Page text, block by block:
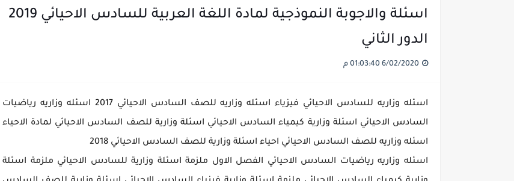
اسئلة والاجوبة النموذجية لمادة اللغة العربية للسادس الاحيائي 2019
الدور الثاني
اسئله وزاريه للسادس الاحيائي فيزياء اسئله وزاريه للصف السادس الاحيائي 2017 اسئله وزاريه رياضيات
السادس الاحيائي اسئلة وزارية كيمياء السادس الاحيائي اسئلة وزارية للصف السادس الاحيائي لمادة الاحياء
اسئله وزاريه للصف السادس الاحيائي احياء اسئلة وزارية للصف السادس الاحيائي 2018
اسئله وزاريه رياضيات السادس الاحيائي الفصل الاول ملزمة اسئلة وزارية للسادس الاحيائي ملزمة اسئلة